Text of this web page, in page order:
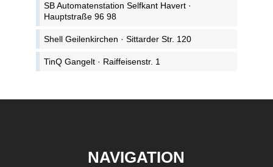
SB Automatenstation Selfkant Havert ·
Hauptstraße 96 98
Shell Geilenkirchen · Sittarder Str. 120
TinQ Gangelt · Raiffeisenstr. 1
NAVIGATION